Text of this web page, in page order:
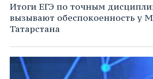
Итоги ЕГЭ по точным
вызывают обеспокоенность у
Татарстана